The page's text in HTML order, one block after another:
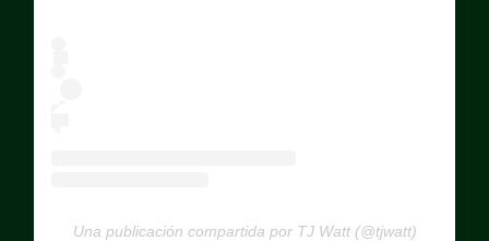
Una publicación compartida por TJ Watt (@tjwatt)